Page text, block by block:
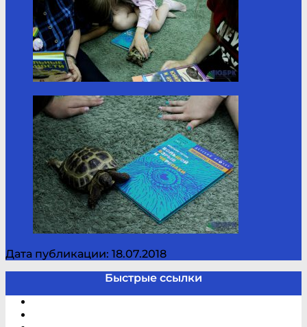
Дата публикации: 18.07.2018
Быстрые ссылки